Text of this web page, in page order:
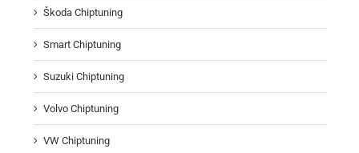
Škoda Chiptuning
Smart Chiptuning
Suzuki Chiptuning
Volvo Chiptuning
VW Chiptuning